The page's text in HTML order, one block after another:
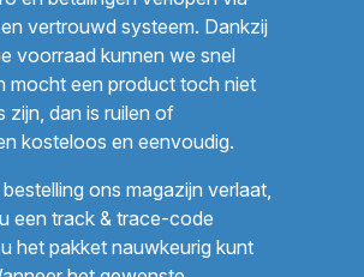
vertrouwd systeem. Dankzij
voorraad kunnen we snel
mocht een product toch niet
zijn, dan is ruilen of
kosteloos en eenvoudig.
ons magazijn verlaat,
een track & trace-code
het pakket nauwkeurig kunt